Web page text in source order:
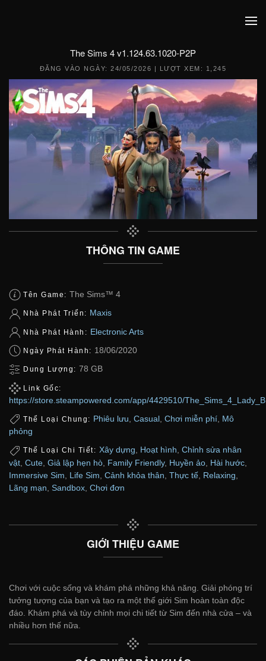
The Sims 4 v1.124.63.1020-P2P
ĐĂNG VÀO NGÀY:24/05/2026 | LƯỢT XEM: 1,245
THÔNG TIN GAME
Tên Game: The Sims™ 4
Nhà Phát Triển: Maxis
Nhà Phát Hành: Electronic Arts
Ngày Phát Hành: 18/06/2020
Dung Lượng: 78 GB
Link Gốc:
https://store.steampowered.com/app/4429510/
Thể Loại Chung: Phiêu lưu Casual Chơi miễn phí Mô
phỏng
Thể Loại Chi Tiết: Xây dựng, Hoạt hình, Chỉnh sửa nhân
vật Cute Giả lập hẹn hò Family Friendly, Huyền ảo Hài hước
Immersive Sim
Life Sim Cảnh khỏa thân Thực tế Relaxing
Lãng mạn Sandbox Chơi đơn
GIỚI THIỆU GAME
Chơi với cuộc sống và khám phá những khả năng. Giải phóng trí
tưởng tượng của bạn và tạo ra một thế giới Sim hoàn toàn độc
đáo. Khám phá và tùy chỉnh mọi chi tiết từ Sim đến nhà cửa – và
nhiều hơn thế nữa.